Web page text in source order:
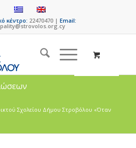
κέντρο: 22470470 |Email:
Σχολείου Δήμου Στροβόλου «Όταν